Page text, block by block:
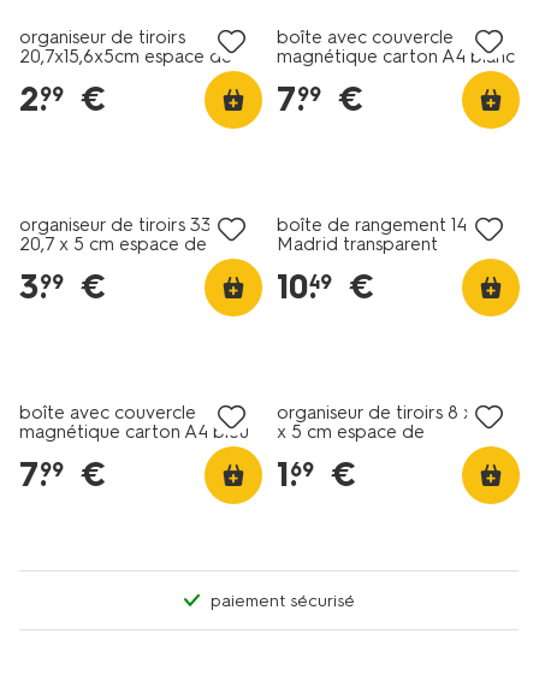
organiseur de tiroirs
20,7x15,6x5cm espace de
2.
99 €
boîte avec couvercle
magnétique carton A4 blanc
7.
99 €
organiseur de tiroirs 33,4 x
20,7 x 5 cm espace de
3.
99 €
boîte de rangement 14L
Madrid transparent
10.
49 €
boîte avec couvercle
magnétique carton A4 bleu
7.
99 €
organiseur de tiroirs 8 x 10,5
x 5 cm espace de
1.
69 €
paiement sécurisé